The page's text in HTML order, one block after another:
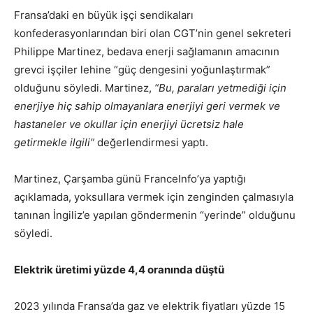
Fransa’daki en büyük işçi sendikaları
konfederasyonlarından biri olan CGT’nin genel sekreteri
Philippe Martinez, bedava enerji sağlamanın amacının
grevci işçiler lehine “güç dengesini yoğunlaştırmak”
olduğunu söyledi. Martinez, “Bu, paraları yetmediği için
enerjiye hiç sahip olmayanlara enerjiyi geri vermek ve
hastaneler ve okullar için enerjiyi ücretsiz hale
getirmekle ilgili” değerlendirmesi yaptı.
Martinez, Çarşamba günü FranceInfo’ya yaptığı
açıklamada, yoksullara vermek için zenginden çalmasıyla
tanınan İngiliz’e yapılan göndermenin “yerinde” olduğunu
söyledi.
Elektrik üretimi yüzde 4,4 oranında düştü
2023 yılında Fransa’da gaz ve elektrik fiyatları yüzde 15